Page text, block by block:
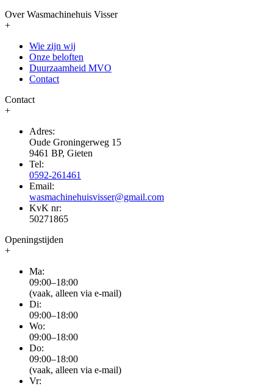
Over Wasmachinehuis Visser
+
Wie zijn wij
Onze beloften
Duurzaamheid MVO
Contact
Contact
+
Adres:
Oude Groningerweg 15
9461 BP, Gieten
Tel:
0592-261461
Email:
wasmachinehuisvisser@gmail.com
KvK nr:
50271865
Openingstijden
+
Ma:
09:00–18:00
(vaak, alleen via e-mail)
Di:
09:00–18:00
Wo:
09:00–18:00
Do:
09:00–18:00
(vaak, alleen via e-mail)
Vr: